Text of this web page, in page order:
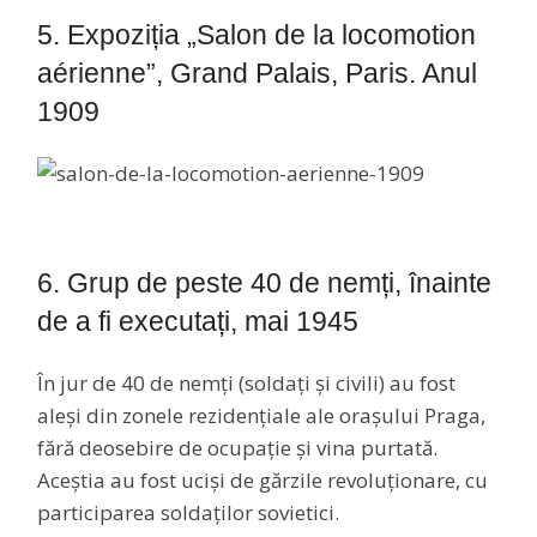
5. Expoziția „Salon de la locomotion
aérienne”, Grand Palais, Paris. Anul
1909
6. Grup de peste 40 de nemți, înainte
de a fi executați, mai 1945
În jur de 40 de nemți (soldați și civili) au fost
aleși din zonele rezidențiale ale orașului Praga,
fără deosebire de ocupație și vina purtată.
Aceștia au fost uciși de gărzile revoluționare, cu
participarea soldaților sovietici.